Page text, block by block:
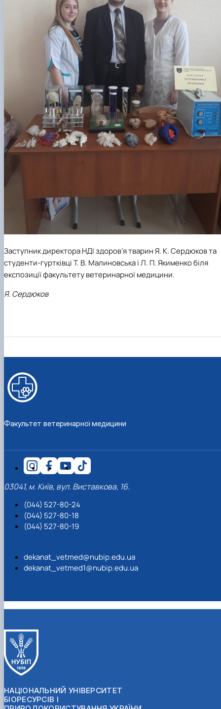
Заступник директораНДІ здоров’я тварин Я. К. Сердюков та
студенти-гуртківці Т. В. Малиновська і Л. П. Якименко біля
експозиції факультету ветеринарної медицини.
Я. Сердюков
Факультет ветеринарної медицини
03041, м. Київ, вул. Виставкова, 16.
(044) 527-80-24
(044) 527-80-18
(044) 527-80-19
dekanat_vetmed@nubip.edu.ua
dekanat_vetmed1@nubip.edu.ua
НАЦІОНАЛЬНИЙ УНІВЕРСИТЕТ
БІОРЕСУРСІВ І